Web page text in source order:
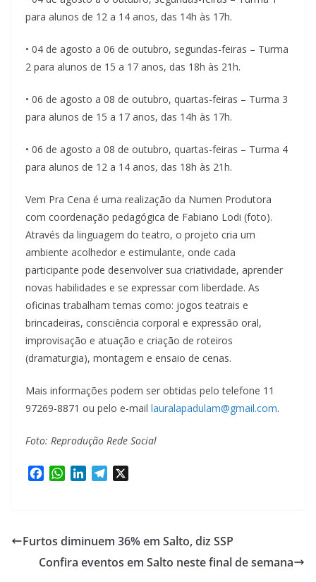
para alunos de 12 a 14 anos, das 14h às 17h.
• 04 de agosto a 06 de outubro, segundas-feiras – Turma
2 para alunos de 15 a 17 anos, das 18h às 21h.
• 06 de agosto a 08 de outubro, quartas-feiras – Turma 3
para alunos de 15 a 17 anos, das 14h às 17h.
• 06 de agosto a 08 de outubro, quartas-feiras – Turma 4
para alunos de 12 a 14 anos, das 18h às 21h.
Vem Pra Cena é uma realização da Numen Produtora
com coordenação pedagógica de Fabiano Lodi (foto).
Através da linguagem do teatro, o projeto cria um
ambiente acolhedor e estimulante, onde cada
participante pode desenvolver sua criatividade, aprender
novas habilidades e se expressar com liberdade. As
oficinas trabalham temas como: jogos teatrais e
brincadeiras, consciência corporal e expressão oral,
improvisação e atuação e criação de roteiros
(dramaturgia), montagem e ensaio de cenas.
Mais informações podem ser obtidas pelo telefone 11
97269-8871 ou pelo e-mail lauralapadulam@gmail.com.
Foto: Reprodução Rede Social
b
o
W
s
p
e
I
g
a
Furtos diminuem 36% em Salto, diz SSP
Confira eventos em Salto neste final de semana